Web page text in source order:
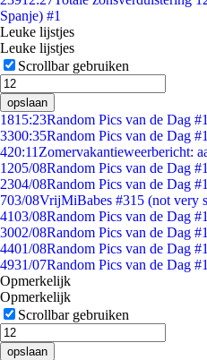
Spanje) #1
Leuke lijstjes
Leuke lijstjes
Scrollbar gebruiken
opslaan
1815:23Random Pics van de Dag
3300:35Random Pics van de Dag
420:11 Zomervakantieweerbericht:
1205/08Random Pics van de Dag
2304/08Random Pics van de Dag
703/08VrijMiBabes #315 (not very
4103/08Random Pics van de Dag
3002/08Random Pics van de Dag
4401/08Random Pics van de Dag
4931/07Random Pics van de Dag
Opmerkelijk
Opmerkelijk
Scrollbar gebruiken
opslaan